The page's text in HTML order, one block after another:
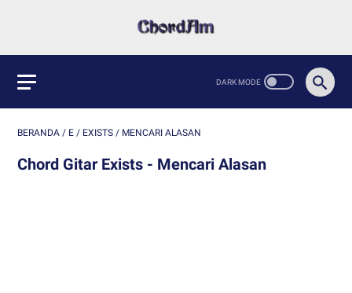
BERANDA / E / EXISTS / MENCARI ALASAN
Chord Gitar Exists - Mencari Alasan